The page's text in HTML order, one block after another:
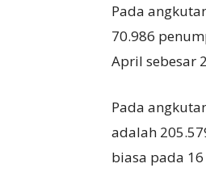
Pada
70.986
April sebesar
Pada
adalah
biasa pada